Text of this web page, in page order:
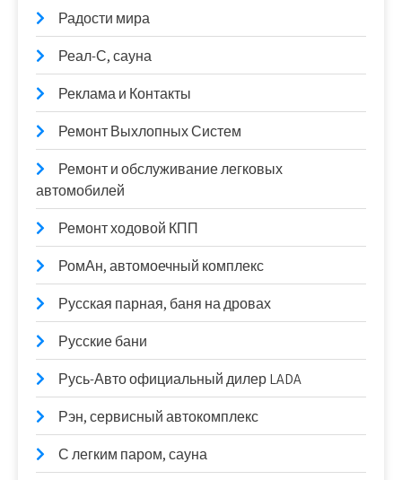
Радости мира
Реал-С, сауна
Реклама и Контакты
Ремонт Выхлопных Систем
Ремонт и обслуживание легковых
автомобилей
Ремонт ходовой КПП
РомАн, автомоечный комплекс
Русская парная, баня на дровах
Русские бани
Русь-Авто официальный дилер LADA
Рэн, сервисный автокомплекс
С легким паром, сауна